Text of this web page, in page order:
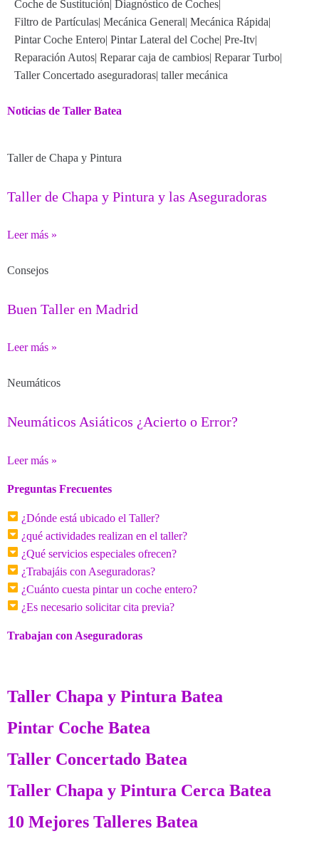
Coche de Sustitución Diagnóstico de Coches
Filtro de Partículas| Mecánica General| Mecánica Rápida|
Pintar Coche Entero| Pintar Lateral del Coche| Pre-Itv|
Reparación Autos| Reparar caja de cambios| Reparar Turbo|
Taller Concertado aseguradoras| taller mecánica
Noticias de Taller Batea
Taller de Chapa y Pintura
Taller de Chapa y Pintura y las Aseguradoras
Leer más »
Consejos
Buen Taller en Madrid
Leer más »
Neumáticos
Neumáticos Asiáticos ¿Acierto o Error?
Leer más »
Preguntas Frecuentes
¿Dónde está ubicado el Taller?
¿qué actividades realizan en el taller?
¿Qué servicios especiales ofrecen?
¿Trabajáis con Aseguradoras?
¿Cuánto cuesta pintar un coche entero?
¿Es necesario solicitar cita previa?
Trabajan con Aseguradoras
Taller Chapa y Pintura Batea
Pintar Coche Batea
Taller Concertado Batea
Taller Chapa y Pintura Cerca Batea
10 Mejores Talleres Batea